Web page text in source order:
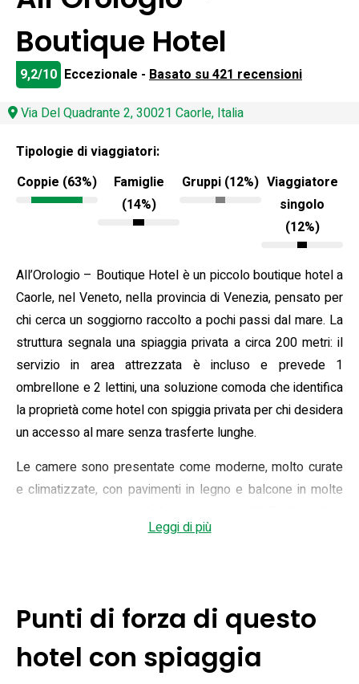
Boutique Hotel
9,2/10 Eccezionale - Basato su 421 recensioni
Via Del Quadrante 2, 30021 Caorle, Italia
Tipologie di viaggiatori:
Coppie (63%)
Famiglie
(14%)
Gruppi (12%) Viaggiatore
singolo
(12%)
All’Orologio – Boutique Hotel è un piccolo boutique hotel a
Caorle, nel Veneto, nella provincia di Venezia, pensato per
chi cerca un soggiorno raccolto a pochi passi dal mare. La
struttura segnala una spiaggia privata a circa 200 metri: il
servizio in area attrezzata è incluso e prevede 1
ombrellone e 2 lettini, una soluzione comoda che identifica
la proprietà come hotel con spiggia privata per chi desidera
un accesso al mare senza trasferte lunghe.
Le camere sono presentate come moderne, molto curate
e climatizzate, con pavimenti in legno e balcone in molte
nelle aree comuni e nelle stanze. La colazione viene
un ristorante che propone piatti di pesce e ricette regionali,
pensati per completare l’esperienza gastronomica locale.
Leggi di più
Punti di forza di questo
hotel con spiaggia